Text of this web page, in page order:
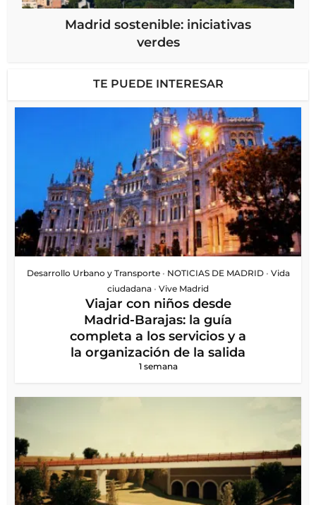
Madrid sostenible: iniciativas
verdes
TE PUEDE INTERESAR
Desarrollo Urbano y Transporte • NOTICIAS DE MADRID • Vida
ciudadana • Vive Madrid
Viajar con niños desde
Madrid-Barajas: la guía
completa a los servicios y a
la organización de la salida
1 semana